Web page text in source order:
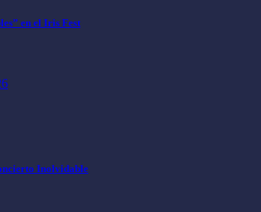
en el Iris Fest
Inolvidable